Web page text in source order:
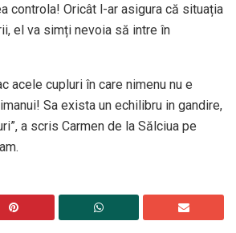
controla! Oricât l-ar asigura că situația
el va simți nevoia să intre în
acele cupluri în care nimenu nu e
Sa exista un echilibru in gandire,
a scris Carmen de la Sălciua pe